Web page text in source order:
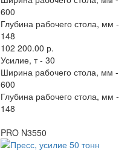
600
Глубина рабочего стола, мм -
148
102 200.00 р.
Усилие, т - 30
Ширина рабочего стола, мм -
600
Глубина рабочего стола, мм -
148
PRO N3550